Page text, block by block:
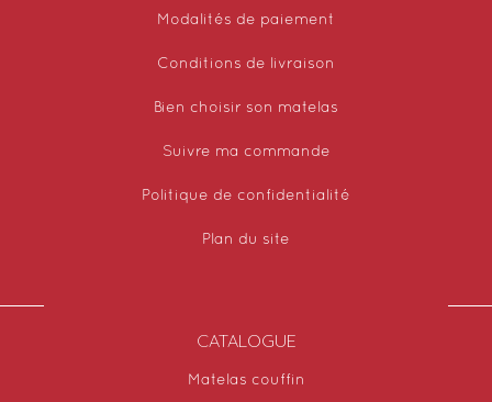
Modalités de paiement
Conditions de livraison
Bien choisir son matelas
Suivre ma commande
Politique de confidentialité
Plan du site
CATALOGUE
Matelas couffin